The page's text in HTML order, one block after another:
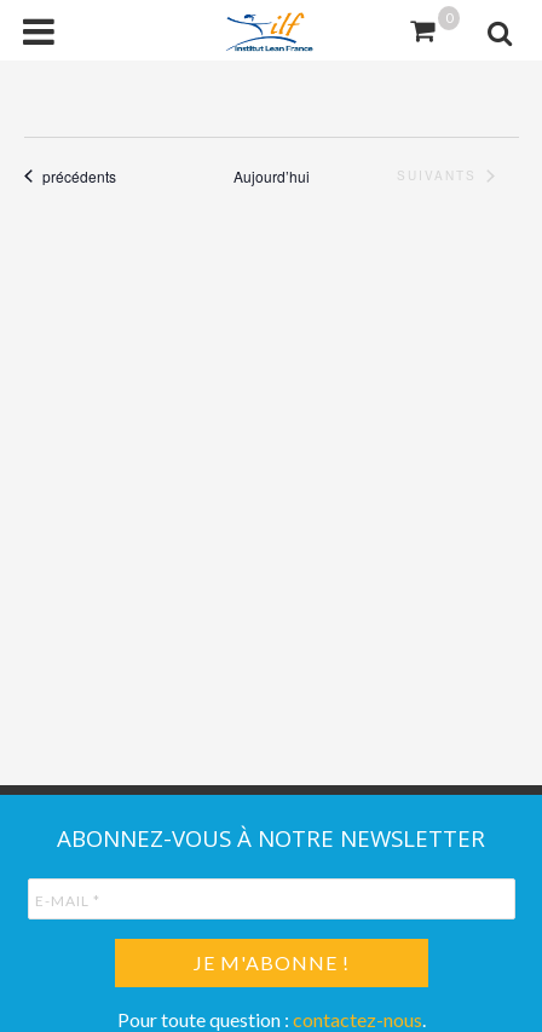
0
Évènements
précédents Aujourd’hui ÉVÈNEMENTS
SUIVANTS
ABONNEZ-VOUS À NOTRE NEWSLETTER
Pour toute question : contactez-nous